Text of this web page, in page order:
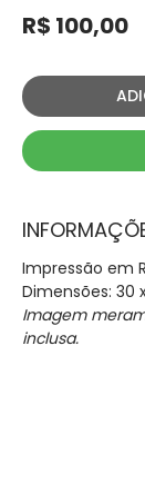
R$ 100,00
Impressão em
Dimensões: 30
Imagem
inclusa.